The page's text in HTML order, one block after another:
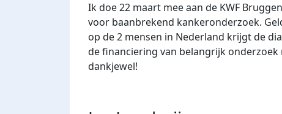
Ik doe 22 maart mee aan de KWF
voor baanbrekend kankeronderzoek.
op de 2 mensen in Nederland krijgt de
de financiering van belangrijk onderzoek
dankjewel!